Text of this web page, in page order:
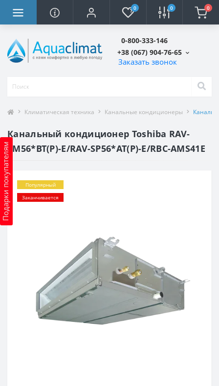
0 0 0
0-800-333-146
+38 (067) 904-76-65
Заказать звонок
Подарки покупателям
Климатическая техника Канальные кондиционеры
Канальный кондиционер Toshiba RAV-
SM56*BT(P)-E/RAV-SP56*AT(P)-E/RBC-AMS41E
Популярный
Заканчивается